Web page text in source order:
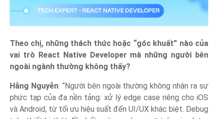
Theo chị, những thách thức hoặc “góc khuất” nào của
vai trò React Native Developer mà những người bên
ngoài ngành thường không thấy?
Hằng Nguyễn: “Người bên ngoài thường không nhận ra sự
phức tạp của đa nền tảng: xử lý edge case riêng cho iOS
và Android, từ tối ưu hiệu suất đến UI/UX khác biệt. Debug